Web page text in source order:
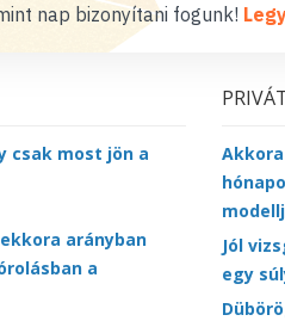
nap bizonyítani fogunk!
csak most jön a
arányban
a
Jól
egy